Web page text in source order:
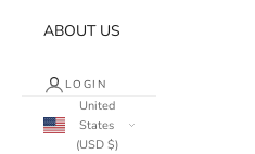
ABOUT US
LOGIN
United
States
(USD $)